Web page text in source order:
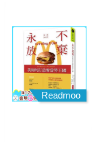
Readmoo